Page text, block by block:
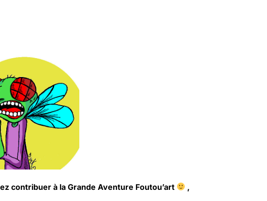
contribuer à la Grande Aventure Foutou’art ,